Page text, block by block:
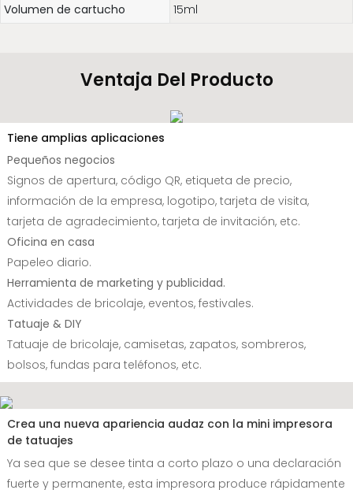
Volumen de cartucho
15ml
Ventaja Del Producto
Tiene amplias aplicaciones
Pequeños negocios
Signos de apertura, código QR, etiqueta de precio,
información de la empresa, logotipo, tarjeta de visita,
tarjeta de agradecimiento, tarjeta de invitación, etc.
Oficina en casa
Papeleo diario.
Herramienta de marketing y publicidad.
Actividades de bricolaje, eventos, festivales.
Tatuaje & DIY
Tatuaje de bricolaje, camisetas, zapatos, sombreros,
bolsos, fundas para teléfonos, etc.
Crea una nueva apariencia audaz con la mini impresora
de tatuajes
Ya sea que se desee tinta a corto plazo o una declaración
fuerte y permanente, esta impresora produce rápidamente